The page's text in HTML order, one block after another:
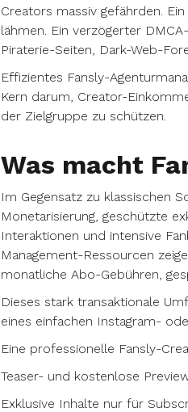
Creators massiv gefährden.
lähmen. Ein verzögerter
Piraterie-Seiten, Dark-Web-
Effizientes Fansly-
Kern darum, Creator-
der Zielgruppe zu schützen.
Was macht
Im Gegensatz zu klassischen
Monetarisierung, geschützte
Interaktionen und intensive
Management-Ressourcen
monatliche Abo-Gebühren,
Dieses stark transaktionale
eines einfachen Instagram-
Eine professionelle Fansly-
Teaser- und kostenlose
Exklusive Inhalte nur für